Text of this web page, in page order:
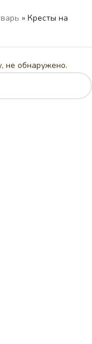
» Кресты на
не обнаружено.